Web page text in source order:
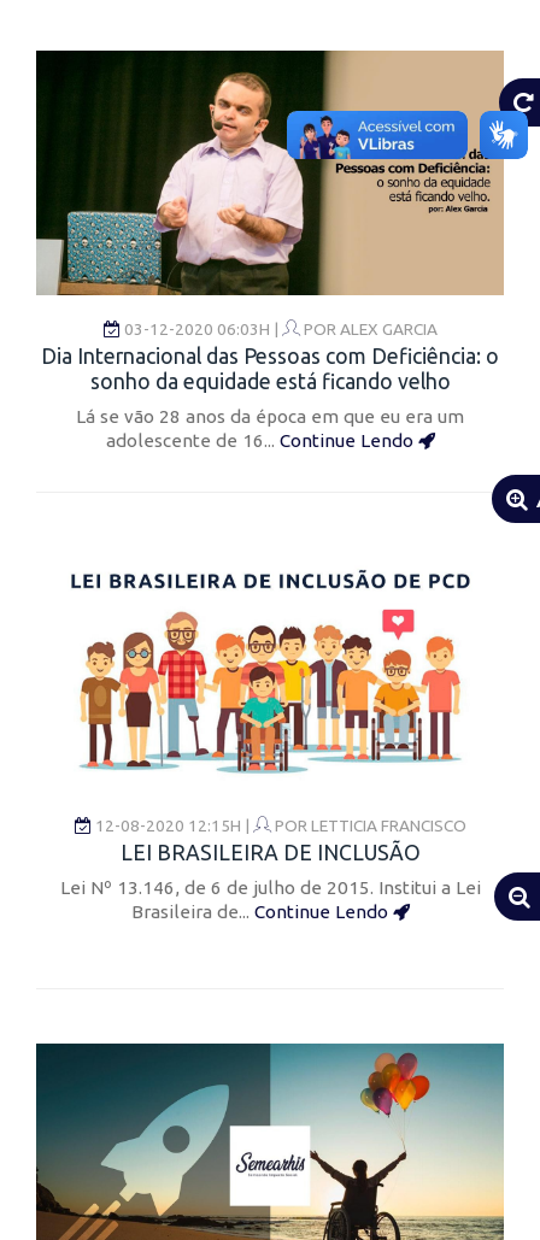
03-12-2020 06:03H | PORALEX GARCIA
Dia Internacional das Pessoas com Deficiência: o
sonho da equidade está ficando velho
Lá se vão 28 anos da época em que eu era um
adolescente de 16... Continue Lendo
12-08-2020 12:15H | PORLETTICIA FRANCISCO
LEI BRASILEIRA DE INCLUSÃO
Lei Nº 13.146, de 6 de julho de 2015. Institui a Lei
Brasileira de... Continue Lendo